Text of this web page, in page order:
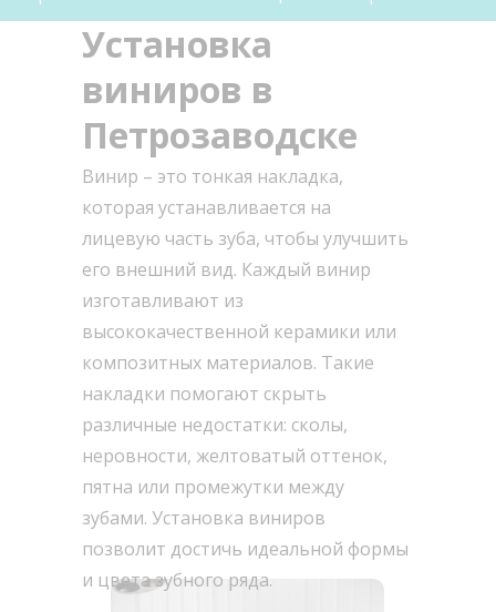
Установка
виниров в
Петрозаводске
Винир – это тонкая накладка,
которая устанавливается на
лицевую часть зуба, чтобы улучшить
его внешний вид. Каждый винир
изготавливают из
высококачественной керамики или
композитных материалов. Такие
накладки помогают скрыть
различные недостатки: сколы,
неровности, желтоватый оттенок,
пятна или промежутки между
зубами. Установка виниров
позволит достичь идеальной формы
и цвета зубного ряда.